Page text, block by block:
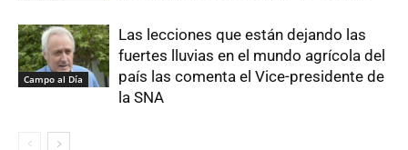
Campo al Día
Las lecciones que están dejando las
fuertes lluvias en el mundo agrícola del
país las comenta el Vice-presidente de
la SNA